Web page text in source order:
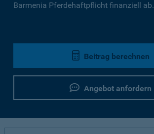
Barmenia Pferdehaftpflicht finanziell ab.
Beitrag berechnen
Angebot anfordern